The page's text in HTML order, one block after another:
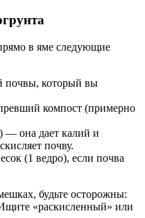
в яме следующие
почвы, который вы
компост (примерно
— она дает калий и
почву.
(1 ведро), если почва
будьте осторожны:
«раскисленный» или